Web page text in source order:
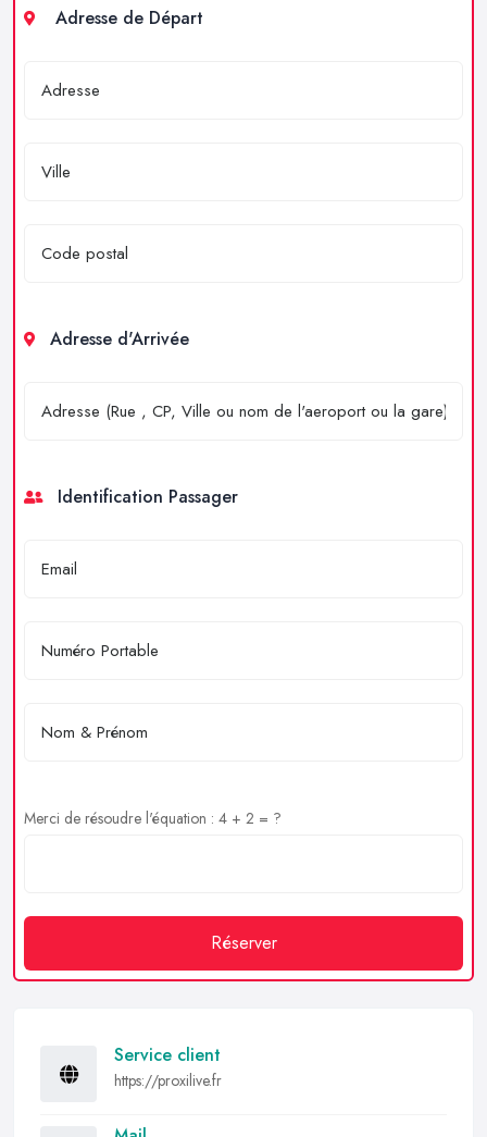
Adresse de Départ
Adresse d'Arrivée
Identification Passager
Merci de résoudre l'équation : 4 + 2 = ?
Réserver
Service client
https://proxilive.fr